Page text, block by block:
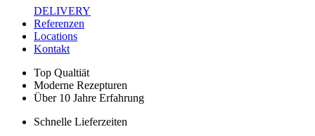
DELIVERY
Referenzen
Locations
Kontakt
Top Qualtiät
Moderne Rezepturen
Über 10 Jahre Erfahrung
Schnelle Lieferzeiten